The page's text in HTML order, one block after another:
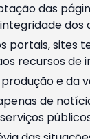
das
dos
portais, sites
recursos de
e da
de